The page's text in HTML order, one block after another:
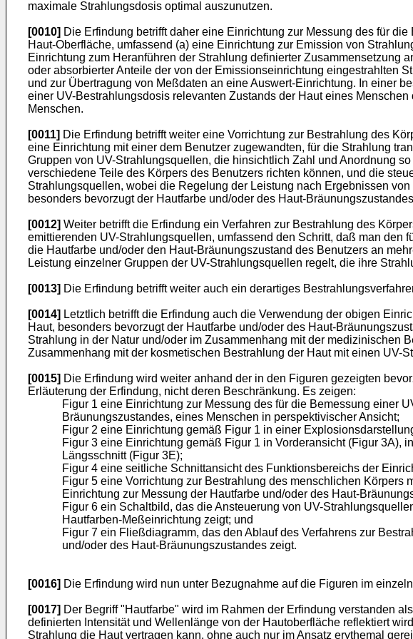
maximale Strahlungsdosis optimal auszunutzen.
[0010] Die Erfindung betrifft daher eine Einrichtung zur Messung des für
Haut-Oberfläche, umfassend (a) eine Einrichtung zur Emission von
Einrichtung zum Heranführen der Strahlung definierter Zusammensetzung
oder absorbierter Anteile der von der Emissionseinrichtung eingestrahlten
und zur Übertragung von Meßdaten an eine Auswert-Einrichtung. In einer
einer UV-Bestrahlungsdosis relevanten Zustands der Haut eines
Menschen.
[0011] Die Erfindung betrifft weiter eine Vorrichtung zur Bestrahlung des
eine Einrichtung mit einer dem Benutzer zugewandten, für die Strahlung
Gruppen von UV-Strahlungsquellen, die hinsichtlich Zahl und Anordnung
verschiedene Teile des Körpers des Benutzers richten können, und die
Strahlungsquellen, wobei die Regelung der Leistung nach Ergebnissen
besonders bevorzugt der Hautfarbe und/oder des Haut-
[0012] Weiter betrifft die Erfindung ein Verfahren zur Bestrahlung des
emittierenden UV-Strahlungsquellen, umfassend den Schritt, daß man
die Hautfarbe und/oder den Haut-Bräunungszustand des Benutzers an
Leistung einzelner Gruppen der UV-Strahlungsquellen regelt, die ihre
[0013] Die Erfindung betrifft weiter auch ein derartiges
[0014] Letztlich betrifft die Erfindung auch die Verwendung der obigen
Haut, besonders bevorzugt der Hautfarbe und/oder des Haut-
Strahlung in der Natur und/oder im Zusammenhang mit der medizinischen
Zusammenhang mit der kosmetischen Bestrahlung der Haut mit einen UV-
[0015] Die Erfindung wird weiter anhand der in den Figuren gezeigten
Erläuterung der Erfindung, nicht deren Beschränkung. Es zeigen:
Figur 1 eine Einrichtung zur Messung des für die Bemessung einer
Bräunungszustandes, eines Menschen in perspektivischer Ansicht;
Figur 2 eine Einrichtung gemäß Figur 1 in einer
Figur 3 eine Einrichtung gemäß Figur 1 in Vorderansicht (Figur 3A),
Längsschnitt (Figur 3E);
Figur 4 eine seitliche Schnittansicht des Funktionsbereichs der
Figur 5 eine Vorrichtung zur Bestrahlung des menschlichen
Einrichtung zur Messung der Hautfarbe und/oder des Haut-
Figur 6 ein Schaltbild, das die Ansteuerung von UV-
Hautfarben-Meßeinrichtung zeigt; und
Figur 7 ein Fließdiagramm, das den Ablauf des Verfahrens zur
und/oder des Haut-Bräunungszustandes zeigt.
[0016] Die Erfindung wird nun unter Bezugnahme auf die Figuren im
[0017] Der Begriff "Hautfarbe" wird im Rahmen der Erfindung verstanden
definierten Intensität und Wellenlänge von der Hautoberfläche reflektiert
Strahlung die Haut vertragen kann, ohne auch nur im Ansatz erythemal